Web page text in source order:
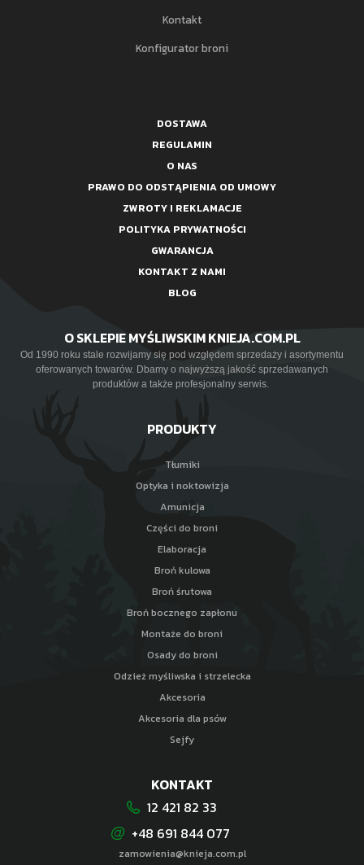
Kontakt
Konfigurator broni
DOSTAWA
REGULAMIN
O NAS
PRAWO DO ODSTĄPIENIA OD UMOWY
ZWROTY I REKLAMACJE
POLITYKA PRYWATNOŚCI
GWARANCJA
KONTAKT Z NAMI
BLOG
O SKLEPIE MYŚLIWSKIM KNIEJA.COM.PL
Od 1990 roku stale rozwijamy się pod względem sprzedaży i asortymentu
oferowanych towarów. Dbamy o najwyższą jakość sprzedawanych
produktów a także profesjonalny serwis.
PRODUKTY
Tłumiki
Optyka i noktowizja
Amunicja
Części do broni
Elaboracja
Broń kulowa
Broń śrutowa
Broń bocznego zapłonu
Montaże do broni
Osady do broni
Odzież myśliwska i strzelecka
Akcesoria
Akcesoria dla psów
Sejfy
KONTAKT
12 421 82 33
+48 691 844 077
zamowienia@knieja.com.pl